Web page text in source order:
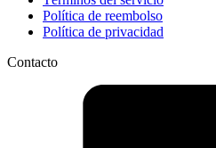
Política de reembolso
Política de privacidad
Contacto